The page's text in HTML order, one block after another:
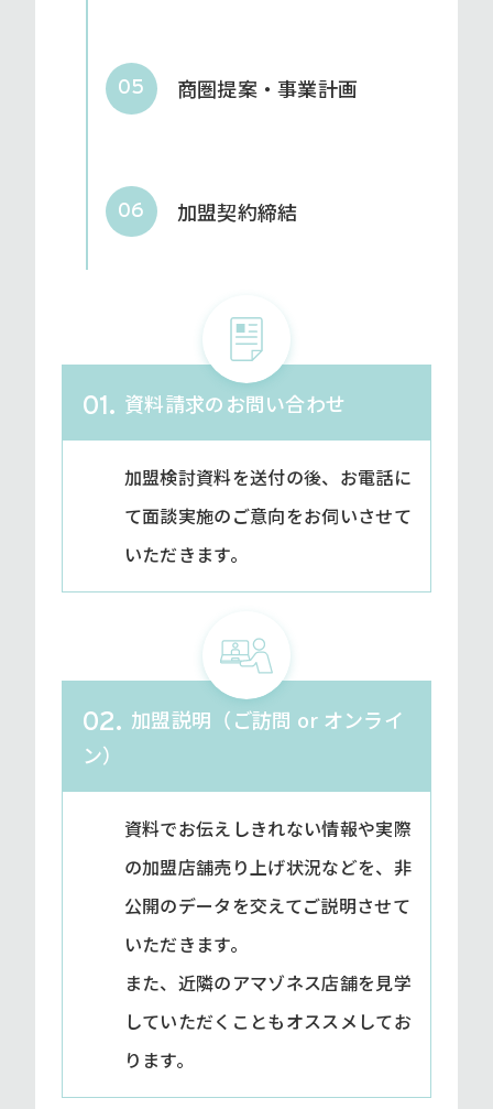
05 商圏提案・事業計画
06 加盟契約締結
01. 資料請求のお問い合わせ
加盟検討資料を送付の後、お電話に
て面談実施のご意向をお伺いさせて
いただきます。
02. 加盟説明（ご訪問 or オンライ
ン）
資料でお伝えしきれない情報や実際
の加盟店舗売り上げ状況などを、非
公開のデータを交えてご説明させて
いただきます。
また、近隣のアマゾネス店舗を見学
していただくこともオススメしてお
ります。